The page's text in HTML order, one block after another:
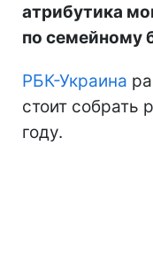
атрибутика
по семейному
РБК-Украина
стоит собрать
году.